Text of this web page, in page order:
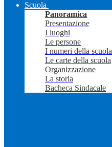
Scuola
Panoramica
Presentazione
I luoghi
Le persone
I numeri della scuola
Le carte della scuola
Organizzazione
La storia
Bacheca Sindacale